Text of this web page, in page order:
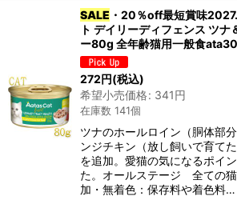
SALE ・20％off最短賞味
ト デイリーディフェンス ツナ
ー80g 全年齢猫用一般食
272円(税込)
希望小売価格: 341円
在庫数 141個
ツナのホールロイン（胴体部
ンジチキン（放し飼いで育て
を追加。愛猫の気になるポイ
た。オールステージ 全ての
加・無着色：保存料や着色料…